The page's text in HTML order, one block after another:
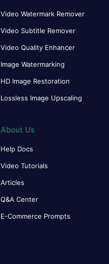
Video Watermark Remover
Video Subtitle Remover
Video Quality Enhancer
Image Watermarking
HD Image Restoration
Lossless Image Upscaling
About Us
Help Docs
Video Tutorials
Articles
Q&A Center
E-Commerce Prompts